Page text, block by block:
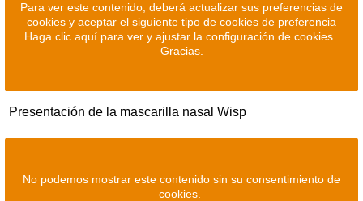
Para ver este contenido, deberá actualizar sus preferencias de
cookies y aceptar el siguiente tipo de cookies de preferencia
Haga clic aquí para ver y ajustar la configuración de cookies.
Gracias.
Presentación de la mascarilla nasal Wisp
No podemos mostrar este contenido sin su consentimiento de
cookies.